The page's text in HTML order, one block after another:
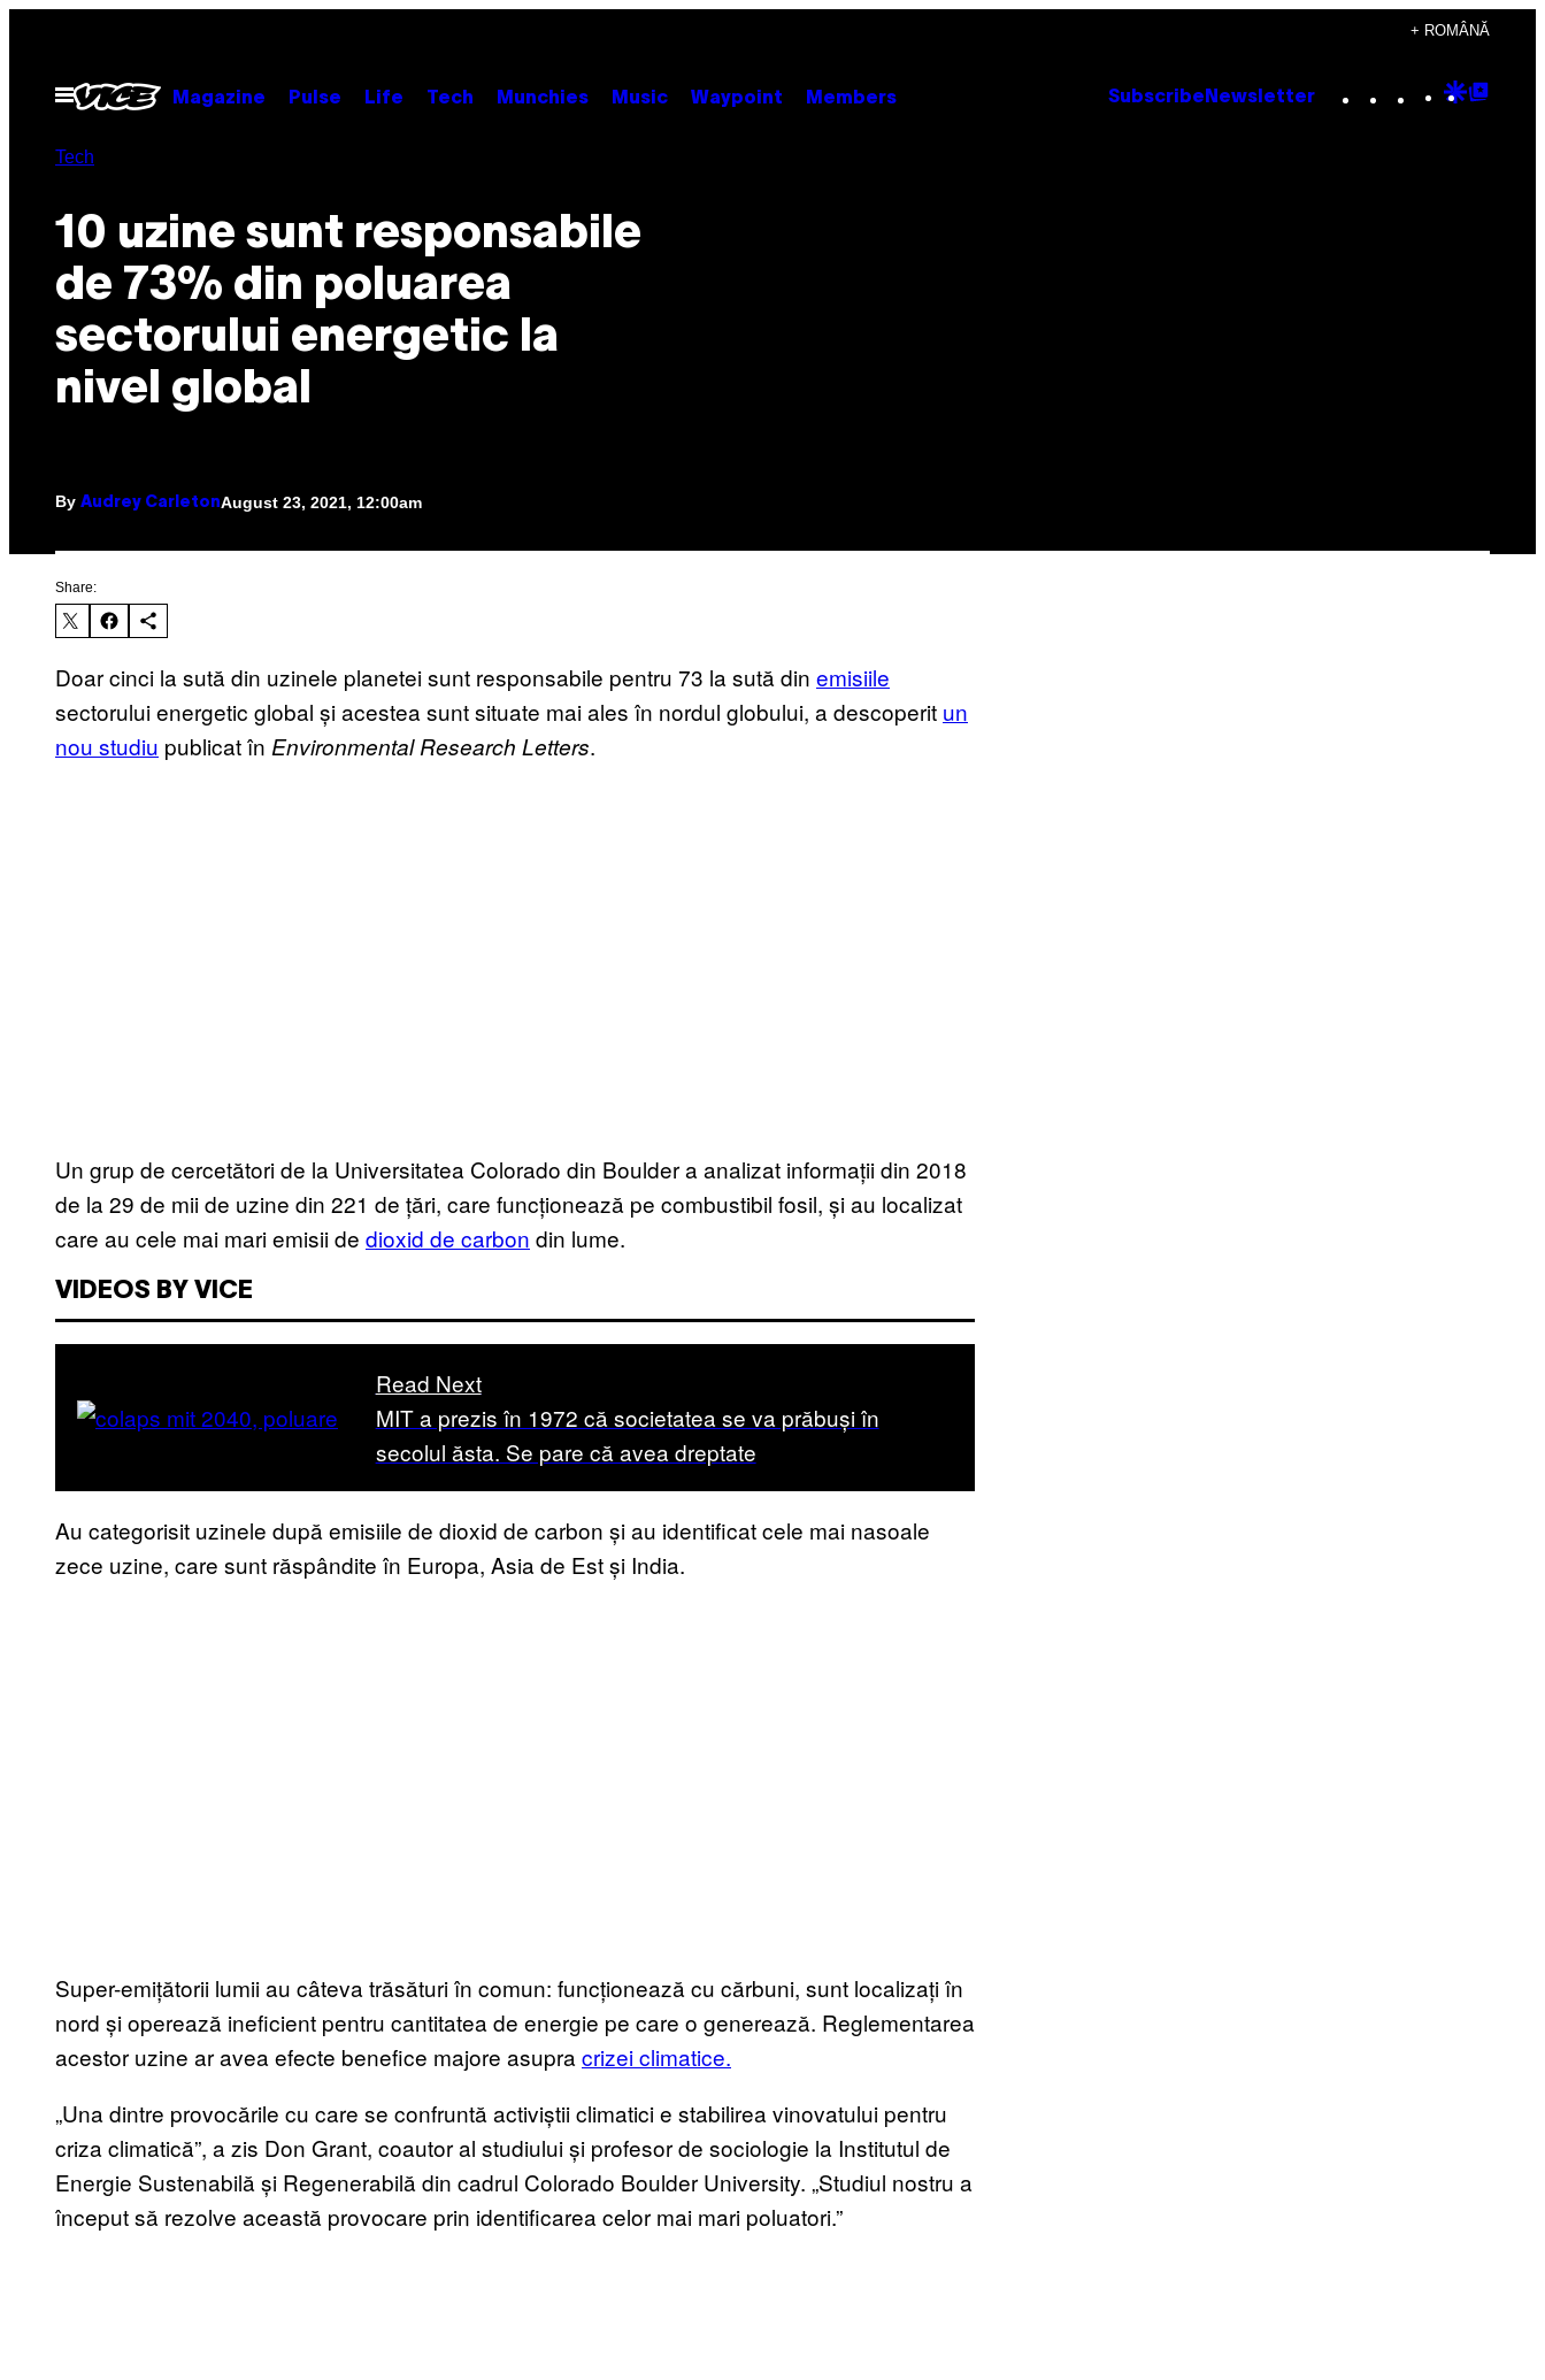
content
+ ROMÂNĂ
Open
Menu
Magazine Pulse Life Tech Munchies Music Waypoint Members Subscribe Newsletter Instagram
TikTok
YouTube
Google
Tech
10 uzine sunt responsabile
de 73% din poluarea
sectorului energetic la
nivel global
By Audrey CarletonAugust 23, 2021, 12:00am
Share:
Doar cinci la sută din uzinele planetei sunt responsabile pentru 73 la sută din emisiile
sectorului energetic global și acestea sunt situate mai ales în nordul globului, a descoperit un
nou studiu publicat în Environmental Research Letters.
Un grup de cercetători de la Universitatea Colorado din Boulder a analizat informații din 2018
de la 29 de mii de uzine din 221 de țări, care funcționează pe combustibil fosil, și au localizat
care au cele mai mari emisii de dioxid de carbon din lume.
VIDEOS BY VICE
Read Next
MIT a prezis în 1972 că societatea se va prăbuși în
secolul ăsta. Se pare că avea dreptate
Au categorisit uzinele după emisiile de dioxid de carbon și au identificat cele mai nasoale
zece uzine, care sunt răspândite în Europa, Asia de Est și India.
Super-emițătorii lumii au câteva trăsături în comun: funcționează cu cărbuni, sunt localizați în
nord și operează ineficient pentru cantitatea de energie pe care o generează. Reglementarea
acestor uzine ar avea efecte benefice majore asupra crizei climatice.
„Una dintre provocările cu care se confruntă activiștii climatici e stabilirea vinovatului pentru
criza climatică”, a zis Don Grant, coautor al studiului și profesor de sociologie la Institutul de
Energie Sustenabilă și Regenerabilă din cadrul Colorado Boulder University. „Studiul nostru a
început să rezolve această provocare prin identificarea celor mai mari poluatori.”